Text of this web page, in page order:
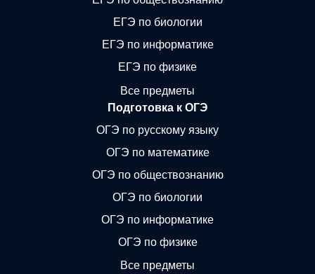
ЕГЭ по биологии
ЕГЭ по информатике
ЕГЭ по физике
Все предметы
Подготовка к ОГЭ
ОГЭ по русскому языку
ОГЭ по математике
ОГЭ по обществознанию
ОГЭ по биологии
ОГЭ по информатике
ОГЭ по физике
Все предметы